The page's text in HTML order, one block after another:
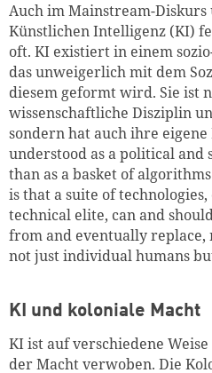
Auch im Mainstream-
Künstlichen Intelligenz (KI)
oft. KI existiert in einem
das unweigerlich mit dem
diesem geformt wird. Sie ist
wissenschaftliche Disziplin
sondern hat auch ihre
understood as a political and
than as a basket of
is that a suite of
technical elite, can and
from and eventually
not just individual humans
KI und koloniale Macht
KI ist auf verschiedene
der Macht verwoben. Die